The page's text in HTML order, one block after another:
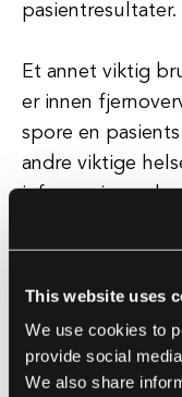
This website uses
We use cookies to
provide social
We also share
pasientresultater.
Et annet viktig
er innen
spore en
andre viktige
informasjonen
som deretter
bekymringsfulle
Fjernovervåking